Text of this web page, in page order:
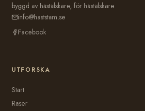
byggd av hästälskare, för hästälskare.
info@haststam.se
Facebook
UTFORSKA
Start
Raser